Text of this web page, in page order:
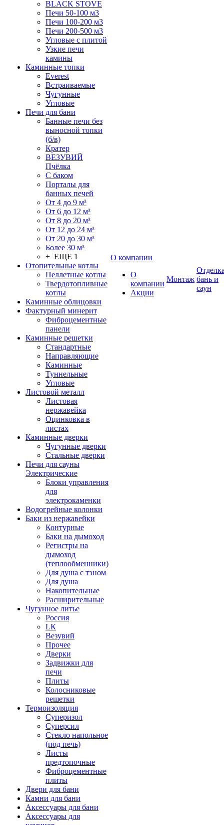
BLACK STOVE
Печи 50-100 м3
Печи 100-200 м3
Печи 200-500 м3
Угловые с плитой
Узкие печи
камины
Каминные топки
Everest
Встраиваемые
Чугунные
Угловые
Печи для бани
Банные печи без
выносной топки
(б/в)
Кратер
ВЕЗУВИЙ
Пчёлка
С баком
Порталы для
банных печей
От 4 до 9 м³
От 6 до 12 м³
От 8 до 20 м³
От 12 до 24 м³
От 20 до 30 м³
Более 30 м³
+ ЕЩЕ 1
Отопительные котлы
Пеллетные котлы
Твердотопливные
котлы
Каминные облицовки
Фактурный минерит
Фиброцементные
панели
Каминные решетки
Стандартные
Направляющие
Каминные
Туннельные
Угловые
Листовой металл
Листовая
нержавейка
Оцинковка в
листах
Каминные дверки
Чугунные дверки
Стальные дверки
Печи для сауны
Электрические
Блоки управления
для
электрокаменки
Водогрейные колонки
Баки из нержавейки
Контурные
Баки на дымоход
Регистры на
дымоход
(теплообменники)
Для душа с тэном
Для душа
Накопительные
Расширительные
Чугунное литье
Россия
LК
Везувий
Прочее
Дверки
Задвижки для
печи
Плиты
Колосниковые
решетки
Термоизоляция
Суперизол
Суперсил
Стекло напольное
(под печь)
Листы
предтопочные
Фиброцементные
плиты
Двери для бани
Камни для бани
Аксессуары для бани
Аксессуары для
О компании
О
компании
Акции
Монтаж бань и
саун